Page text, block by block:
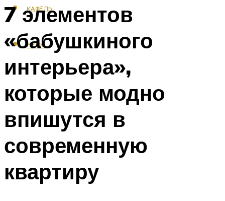
КАФЕЛЬ
МЕНЮ
7 элементов
«бабушкиного
интерьера»,
которые модно
впишутся в
современную
квартиру